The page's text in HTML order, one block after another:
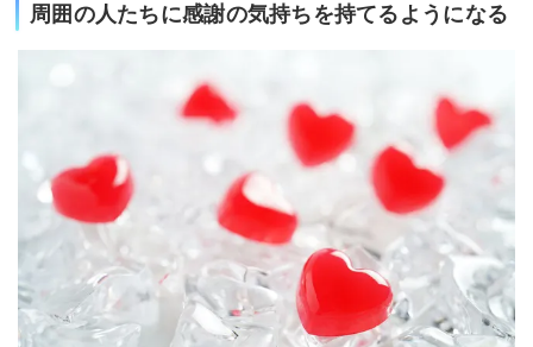
周囲の人たちに感謝の気持ちを持てるようになる